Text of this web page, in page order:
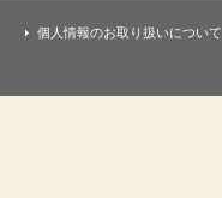
個人情報のお取り扱いについて